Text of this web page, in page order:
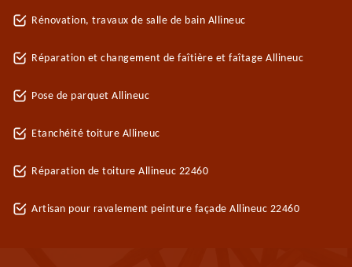
Rénovation, travaux de salle de bain Allineuc
Réparation et changement de faîtière et faîtage Allineuc
Pose de parquet Allineuc
Etanchéité toiture Allineuc
Réparation de toiture Allineuc 22460
Artisan pour ravalement peinture façade Allineuc 22460